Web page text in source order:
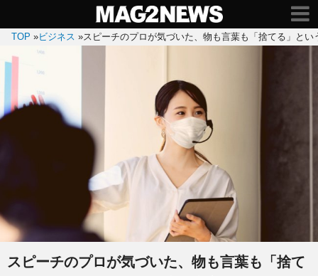
TOP »ビジネス »スピーチのプロが気づいた、物も言葉も「捨てる」とい
スピーチのプロが気づいた、物も言葉も「捨て